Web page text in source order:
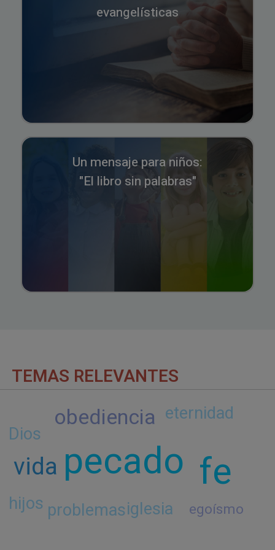
evangelísticas
Un mensaje para niños:
"El libro sin palabras"
TEMAS RELEVANTES
pecado fe
vida
obediencia
problemasiglesia
eternidad
hijos
Dios
egoísmo